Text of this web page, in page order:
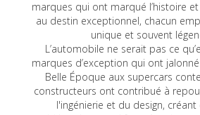
marques qui ont marqué l’histoire
au destin exceptionnel, chacun
unique et souvent
L’automobile ne serait pas ce
marques d’exception qui ont
Belle Époque aux supercars
constructeurs ont contribué à
l'ingénierie et du design,